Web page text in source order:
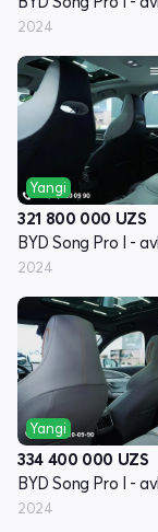
2024
Yangi
321 800 000 UZS
2024
Yangi
334 400 000 UZS
2024